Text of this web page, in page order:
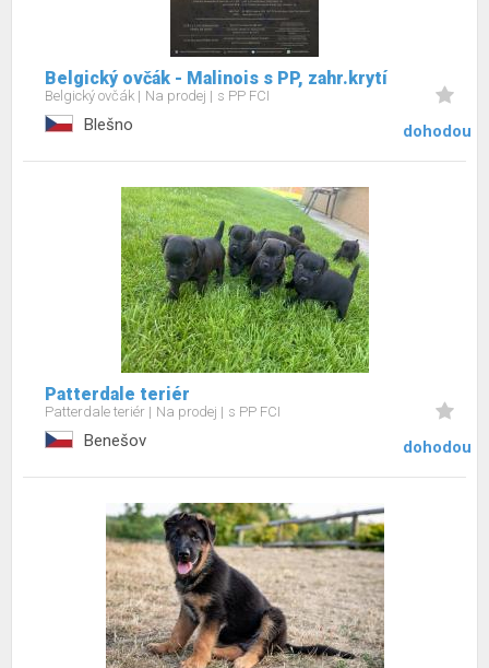
Belgický ovčák - Malinois s PP, zahr.krytí
Belgický ovčák Na prodej s PP FCI
Blešno dohodou
Patterdale teriér
Patterdale teriér Na prodej s PP FCI
Benešov dohodou